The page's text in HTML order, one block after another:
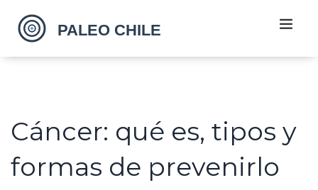
Cáncer: qué es, tipos y
formas de prevenirlo